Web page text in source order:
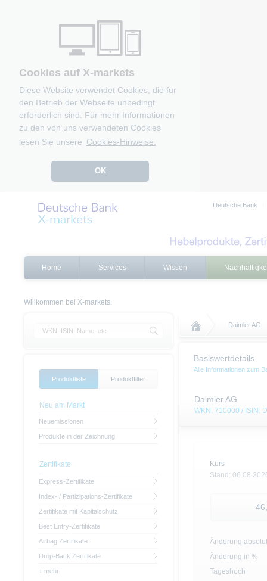
Cookies auf X-markets
Diese Website verwendet Cookies, die für
den Betrieb der Webseite unbedingt
erforderlich sind. Für mehr Informationen
zu den von uns verwendeten Cookies
lesen Sie unsere Cookies-Hinweise.
OK
Deutsche Bank
Home Services Wissen
Willkommen bei X-markets.
Daimler AG
Basiswertdetails
Alle Informationen zum
Daimler AG
WKN: 710000 / ISIN:
Kurs
Stand:
Änderung absolut
Änderung in %
Tageshoch
Produktliste Produktfilter
Neu am Markt
Neuemissionen
Produkte in der Zeichnung
Zertifikate
Express-Zertifikate
Index- / Partizipations-Zertifikate
Zertifikate mit Kapitalschutz
Best Entry-Zertifikate
Airbag Zertifikate
Drop-Back Zertifikate
+ mehr